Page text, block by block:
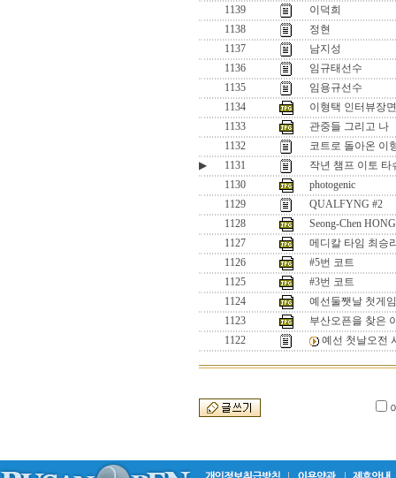
1139
이덕희
1138
정현
1137
남지성
1136
임규태선수
1135
임용규선수
1134
이형택 인터뷰장
1133
관중들 그리고 나
1132
코트로 돌아온 이
▶
1131
작년 챔프 이토 타
1130
photogenic
1129
QUALFYNG #2
1128
Seong-Chen
1127
메디칼 타임 최승
1126
#5번 코트
1125
#3번 코트
1124
예선둘쨋날 첫게
1123
부산오픈을 찾은
1122
예선 첫날오전